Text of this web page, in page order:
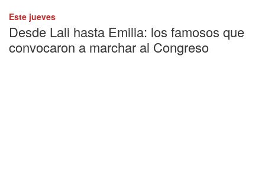
Este jueves
Desde Lali hasta Emilia: los famosos que
convocaron a marchar al Congreso